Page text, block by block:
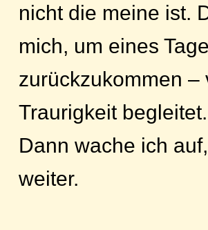
nicht die meine ist.
mich, um eines
zurückzukommen
Traurigkeit begleitet.
Dann wache ich
weiter.